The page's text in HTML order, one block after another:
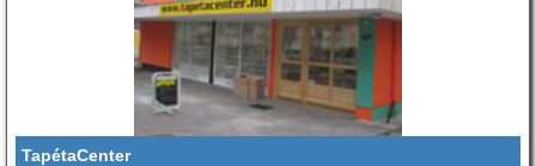
TapétaCenter